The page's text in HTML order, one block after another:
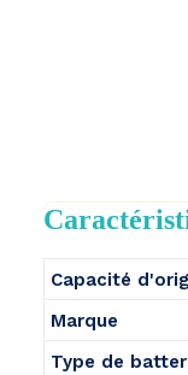
Capacité
Marque
Type de